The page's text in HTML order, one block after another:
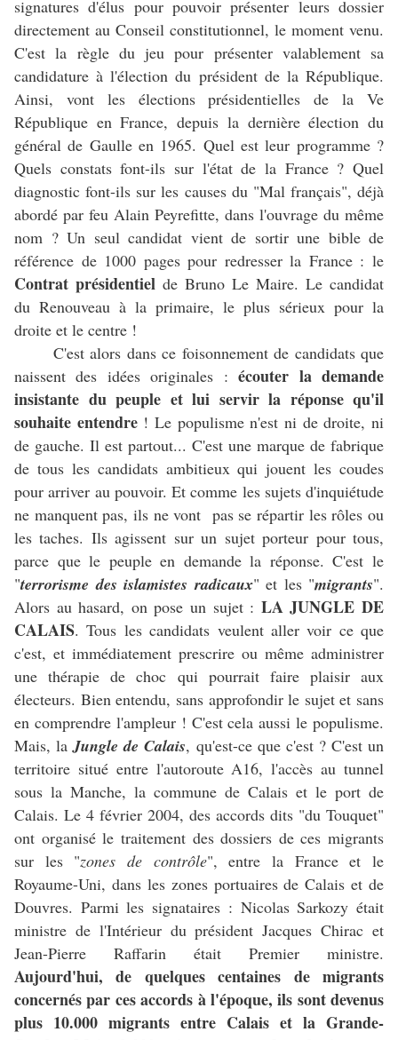
signatures d'élus pour pouvoir présenter leurs dossier
directement au Conseil constitutionnel, le moment venu.
C'est la règle du jeu pour présenter valablement sa
candidature à l'élection du président de la République.
Ainsi, vont les élections présidentielles de la Ve
République en France, depuis la dernière élection du
général de Gaulle en 1965. Quel est leur programme ?
Quels constats font-ils sur l'état de la France ? Quel
diagnostic font-ils sur les causes du "Mal français", déjà
abordé par feu Alain Peyrefitte, dans l'ouvrage du même
nom ? Un seul candidat vient de sortir une bible de
référence de 1000 pages pour redresser la France : le
Contrat présidentiel de Bruno Le Maire. Le candidat
du Renouveau à la primaire, le plus sérieux pour la
droite et le centre !
C'est alors dans ce foisonnement de candidats que
naissent des idées originales :écouter la demande
insistante du peuple et lui servir la réponse qu'il
souhaite entendre! Le populisme n'est ni de droite, ni
de gauche. Il est partout... C'est une marque de fabrique
de tous les candidats ambitieux qui jouent les coudes
pour arriver au pouvoir. Et comme les sujets d'inquiétude
ne manquent pas, ils ne vont pas se répartir les rôles ou
les taches. Ils agissent sur un sujet porteur pour tous,
parce que le peuple en demande la réponse. C'est le
"terrorisme des islamistes radicaux" et les "migrants".
Alors au hasard, on pose un sujet : LA JUNGLE DE
CALAIS. Tous les candidats veulent aller voir ce que
c'est, et immédiatement prescrire ou même administrer
une thérapie de choc qui pourrait faire plaisir aux
électeurs. Bien entendu, sans approfondir le sujet et sans
en comprendre l'ampleur ! C'est cela aussi le populisme.
Mais, laJungle de Calais, qu'est-ce que c'est ? C'est un
territoire situé entre l'autoroute A16, l'accès au tunnel
sous la Manche, la commune de Calais et le port de
Calais. Le 4 février 2004, des accords dits "du Touquet"
ont organisé le traitement des dossiers de ces migrants
sur les "zones de contrôle", entre la France et le
Royaume-Uni, dans les zones portuaires de Calais et de
Douvres. Parmi les signataires : Nicolas Sarkozy était
ministre de l'Intérieur du président Jacques Chirac et
Jean-Pierre Raffarin était Premier ministre.
Aujourd'hui, de quelques centaines de migrants
concernés par ces accords à l'époque, ils sont devenus
plus 10.000 migrants entre Calais et la Grande-